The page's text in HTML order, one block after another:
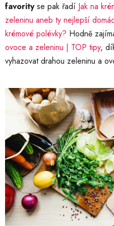
favorityse pak řadí Jak na
zeleninu aneb ty nejlepší
krémové polévky? Hodně
ovoce a zeleninu | TOP tipy,
vyhazovat drahou zeleninu a
V
ý
s
č
l
á
n
k
ů